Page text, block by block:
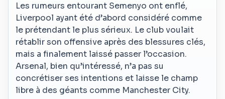
Les rumeurs entourant Semenyo ont enflé,
Liverpool ayant été d’abord considéré comme
le prétendant le plus sérieux. Le club voulait
rétablir son offensive après des blessures clés,
mais a finalement laissé passer l’occasion.
Arsenal, bien qu’intéressé, n’a pas su
concrétiser ses intentions et laisse le champ
libre à des géants comme Manchester City.